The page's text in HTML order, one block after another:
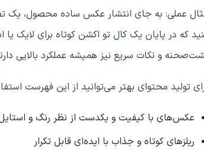
عملی: به جای انتشار عکس ساده محصول، یک
که در پایان یک کال تو اکشن کوتاه برای لایک
و نکات سریع نیز همیشه عملکرد بالایی
تولید محتوای بهتر می‌توانید از این فهرست
عکس‌های با کیفیت و یکدست از نظر رنگ و
ریلزهای کوتاه و جذاب با ایده‌ای قابل تکرار